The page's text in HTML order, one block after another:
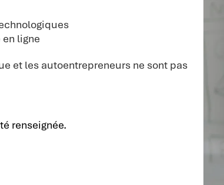
ligne
et les autoentrepreneurs ne sont pas
renseignée.